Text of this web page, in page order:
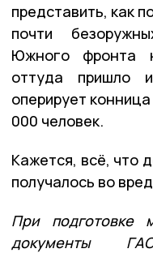
представить, как
почти
Южного фронта
оттуда пришло
оперирует
000 человек.
Кажется, всё, что
получалось во
При подготовке
документы